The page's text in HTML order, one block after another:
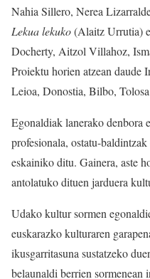
Nahia Sillero, Nerea
Lekua lekuko(Alaitz Urrutia)
Docherty, Aitzol Villahoz,
Proiektu horien atzean daude
Leioa, Donostia, Bilbo,
Egonaldiak lanerako denbora
profesionala, ostatu-
eskainiko ditu. Gainera, aste
antolatuko dituen jarduera
Udako kultur sormen
euskarazko kulturaren
ikusgarritasuna sustatzeko
belaunaldi berrien sormenean